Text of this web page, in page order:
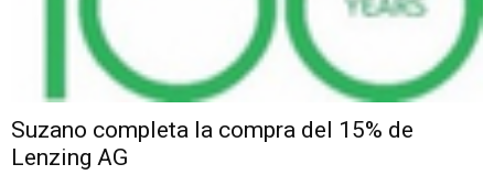
Suzano completa la compra del 15% de
Lenzing AG